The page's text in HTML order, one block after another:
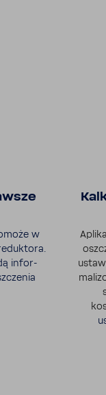
w
infor­